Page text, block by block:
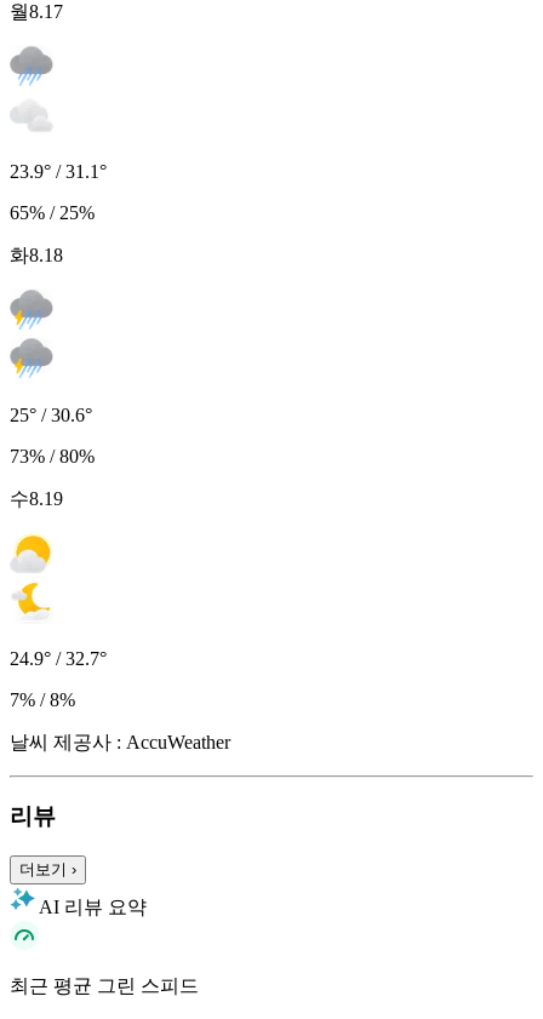
월8.17
23.9° / 31.1°
65% / 25%
화8.18
25° / 30.6°
73% / 80%
수8.19
24.9° / 32.7°
7% / 8%
날씨 제공사 : AccuWeather
리뷰
더보기 ›
AI 리뷰 요약
최근 평균 그린 스피드